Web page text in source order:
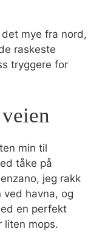
mye fra nord,
raskeste
tryggere for
min til
tåke på
jeg rakk
ved havna, og
en perfekt
liten mops.